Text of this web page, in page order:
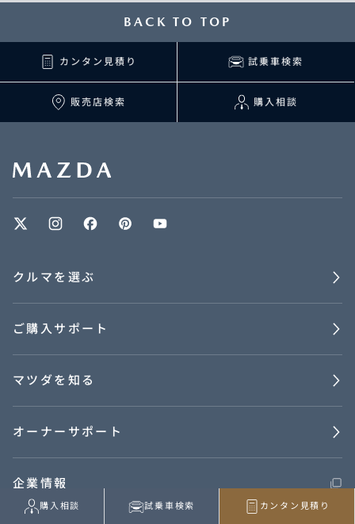
購入相談 試乗車検索 カンタン見積り
BACK TO TOP
カンタン見積り 試乗車検索
販売店検索 購入相談
クルマを選ぶ
ご購入サポート
マツダを知る
オーナーサポート
企業情報